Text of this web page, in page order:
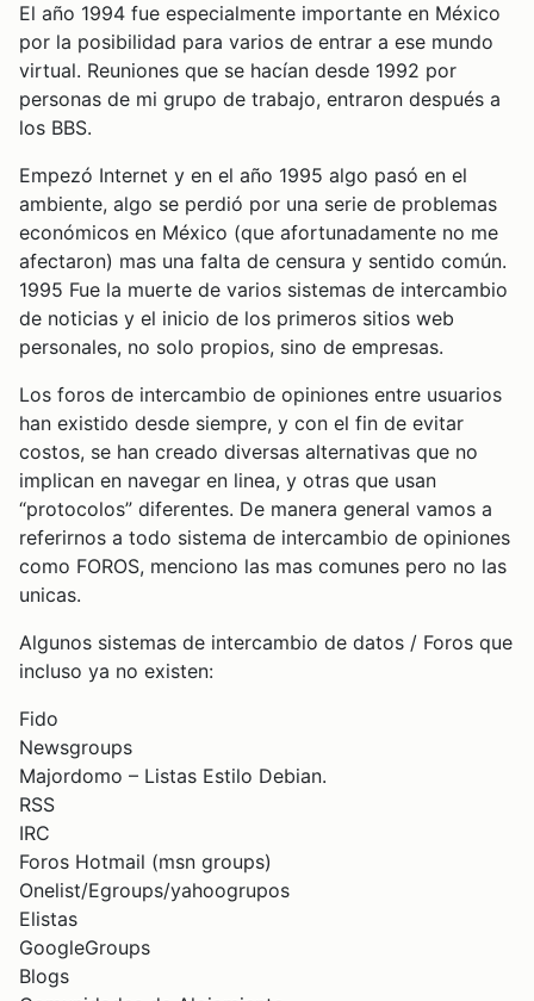
El año 1994 fue especialmente importante en México
por la posibilidad para varios de entrar a ese mundo
virtual. Reuniones que se hacían desde 1992 por
personas de mi grupo de trabajo, entraron después a
los BBS.
Empezó Internet y en el año 1995 algo pasó en el
ambiente, algo se perdió por una serie de problemas
económicos en México (que afortunadamente no me
afectaron) mas una falta de censura y sentido común.
1995 Fue la muerte de varios sistemas de intercambio
de noticias y el inicio de los primeros sitios web
personales, no solo propios, sino de empresas.
Los foros de intercambio de opiniones entre usuarios
han existido desde siempre, y con el fin de evitar
costos, se han creado diversas alternativas que no
implican en navegar en linea, y otras que usan
“protocolos” diferentes. De manera general vamos a
referirnos a todo sistema de intercambio de opiniones
como FOROS, menciono las mas comunes pero no las
unicas.
Algunos sistemas de intercambio de datos / Foros que
incluso ya no existen:
Fido
Newsgroups
Majordomo – Listas Estilo Debian.
RSS
IRC
Foros Hotmail (msn groups)
Onelist/Egroups/yahoogrupos
Elistas
GoogleGroups
Blogs